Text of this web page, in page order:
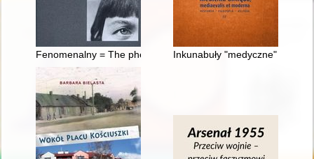
Fenomenalny = The phenomenal Zdzisław Beksiński
Inkunabuły "medyczne" w